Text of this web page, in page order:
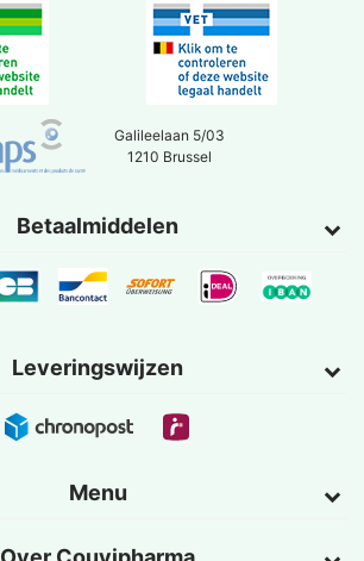
Galileelaan 5/03
1210 Brussel
Betaalmiddelen
Leveringswijzen
Menu